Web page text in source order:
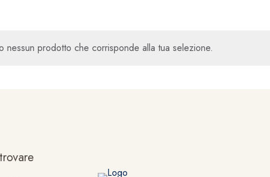
nessun prodotto che corrisponde alla tua selezione.